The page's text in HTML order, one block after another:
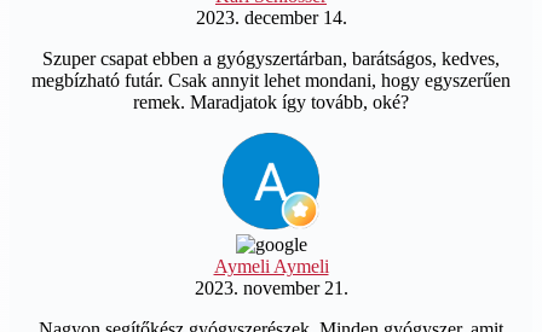
2023. december 14.
Szuper csapat ebben a gyógyszertárban, barátságos, kedves,
megbízható futár. Csak annyit lehet mondani, hogy egyszerűen
remek. Maradjatok így tovább, oké?
Aymeli Aymeli
2023. november 21.